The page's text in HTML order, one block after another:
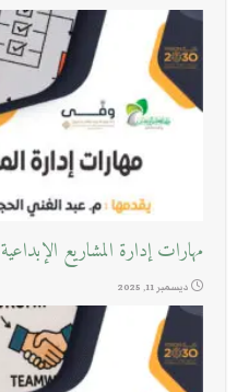
مهارات إدارة المشاريع الإبداعية
ديسمبر 11, 2025